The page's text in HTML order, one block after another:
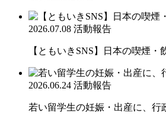
2026.07.08 活動報告
【ともいきSNS】日本の喫煙・
2026.06.24 活動報告
若い留学生の妊娠・出産に、行